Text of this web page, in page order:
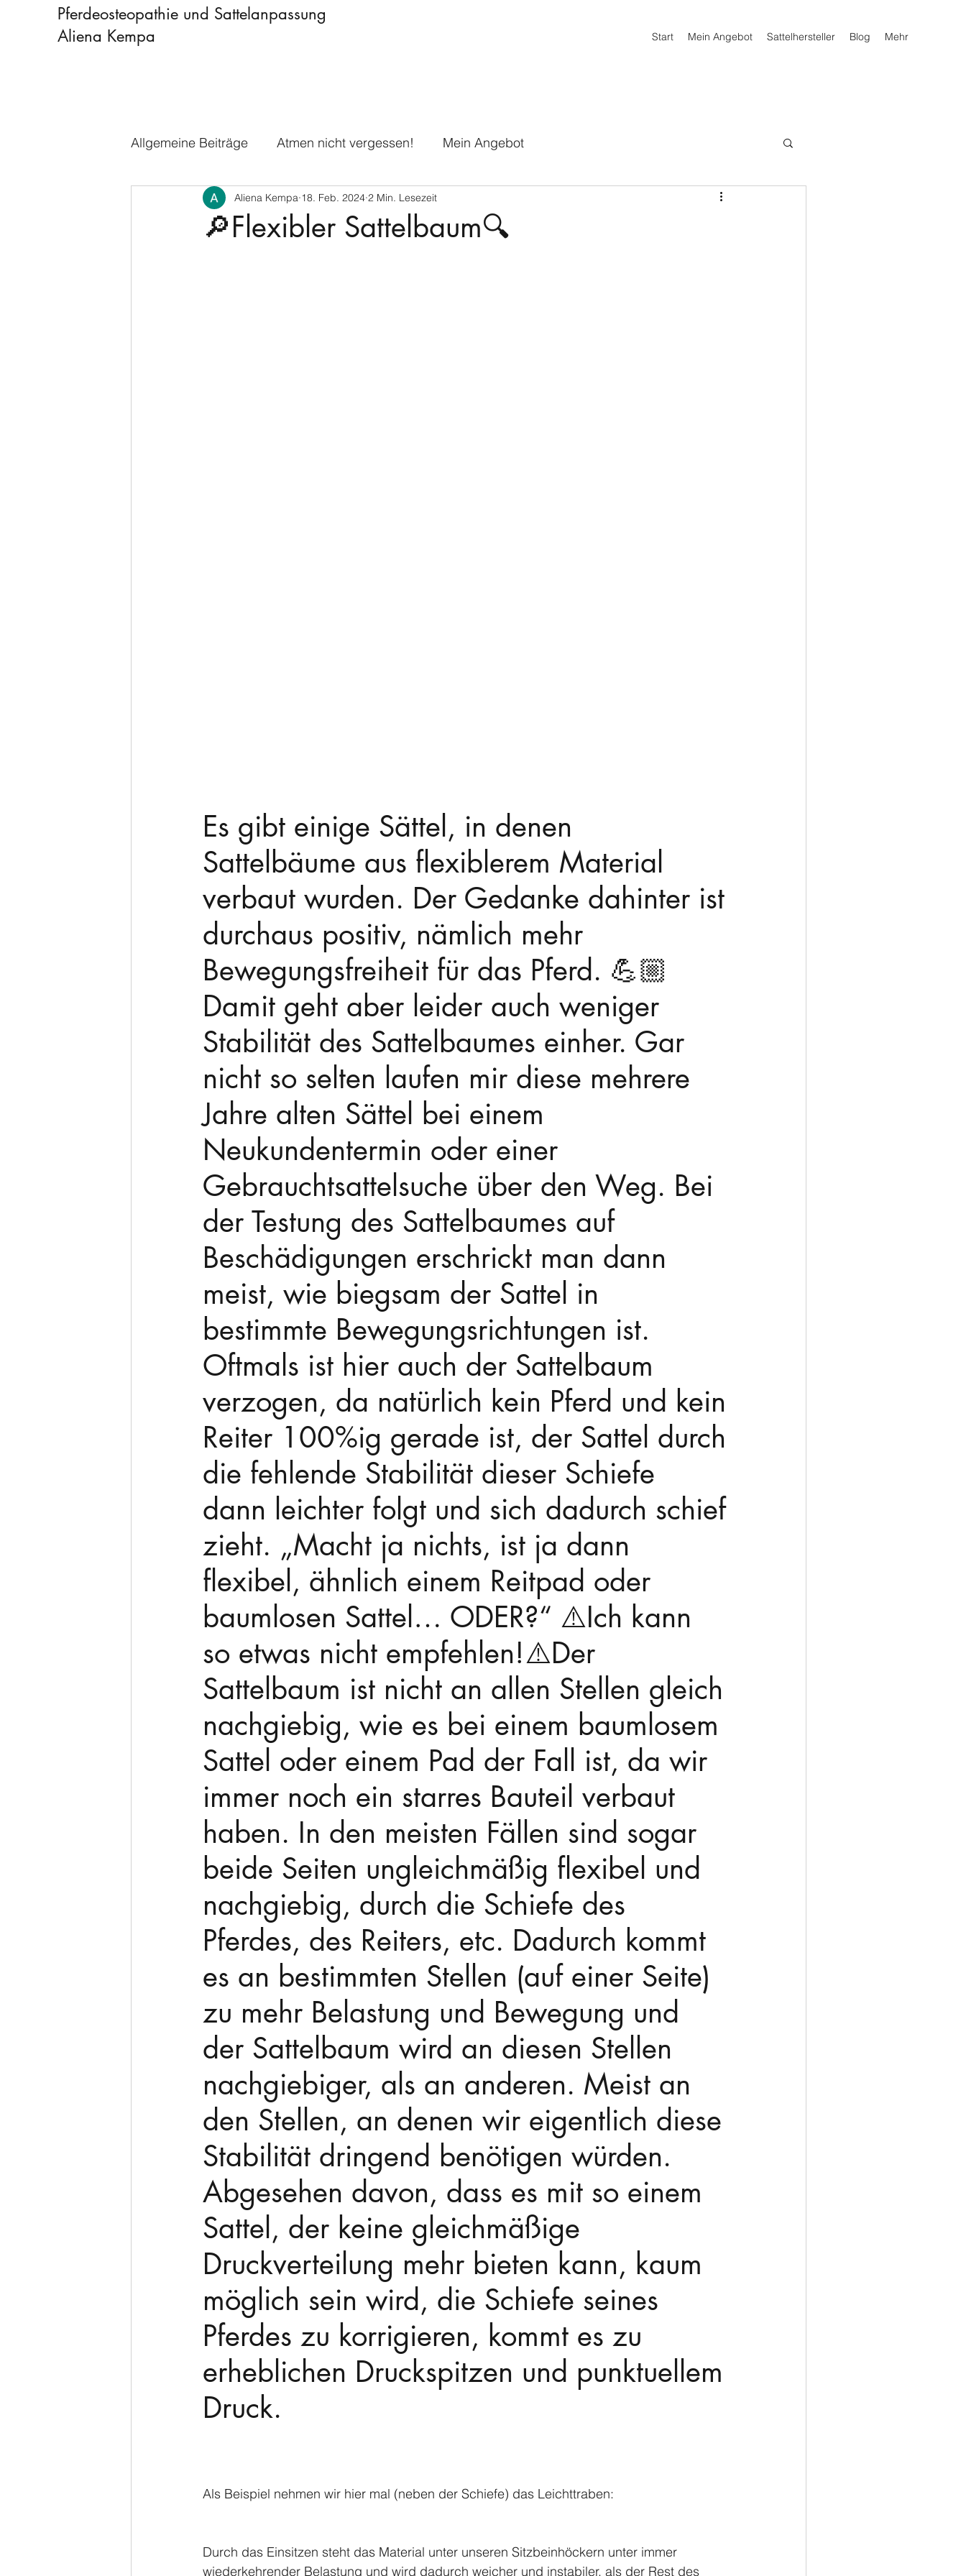
Pferdeosteopathie und Sattelanpassung
Aliena Kempa
Start Mein Angebot Sattelhersteller Blog Mehr
Allgemeine Beiträge Atmen nicht vergessen! Mein Angebot
🔎Flexibler Sattelbaum🔍
Aliena Kempa 18. Feb. 2024 2 Min. Lesezeit
Es gibt einige Sättel, in denen
Sattelbäume aus flexiblerem Material
verbaut wurden. Der Gedanke dahinter ist
durchaus positiv, nämlich mehr
Bewegungsfreiheit für das Pferd. 💪🏼
Damit geht aber leider auch weniger
Stabilität des Sattelbaumes einher. Gar
nicht so selten laufen mir diese mehrere
Jahre alten Sättel bei einem
Neukundentermin oder einer
Gebrauchtsattelsuche über den Weg. Bei
der Testung des Sattelbaumes auf
Beschädigungen erschrickt man dann
meist, wie biegsam der Sattel in
bestimmte Bewegungsrichtungen ist.
Oftmals ist hier auch der Sattelbaum
verzogen, da natürlich kein Pferd und kein
Reiter 100%ig gerade ist, der Sattel durch
die fehlende Stabilität dieser Schiefe
dann leichter folgt und sich dadurch schief
zieht. „Macht ja nichts, ist ja dann
flexibel, ähnlich einem Reitpad oder
baumlosen Sattel… ODER?“ ⚠️Ich kann
so etwas nicht empfehlen!⚠️Der
Sattelbaum ist nicht an allen Stellen gleich
nachgiebig, wie es bei einem baumlosem
Sattel oder einem Pad der Fall ist, da wir
immer noch ein starres Bauteil verbaut
haben. In den meisten Fällen sind sogar
beide Seiten ungleichmäßig flexibel und
nachgiebig, durch die Schiefe des
Pferdes, des Reiters, etc. Dadurch kommt
es an bestimmten Stellen (auf einer Seite)
zu mehr Belastung und Bewegung und
der Sattelbaum wird an diesen Stellen
nachgiebiger, als an anderen. Meist an
den Stellen, an denen wir eigentlich diese
Stabilität dringend benötigen würden.
Abgesehen davon, dass es mit so einem
Sattel, der keine gleichmäßige
Druckverteilung mehr bieten kann, kaum
möglich sein wird, die Schiefe seines
Pferdes zu korrigieren, kommt es zu
erheblichen Druckspitzen und punktuellem
Druck.
Als Beispiel nehmen wir hier mal (neben der Schiefe) das Leichttraben:
Durch das Einsitzen steht das Material unter unseren Sitzbeinhöckern unter immer
wiederkehrender Belastung und wird dadurch weicher und instabiler, als der Rest des